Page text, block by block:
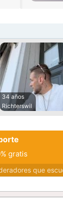
34 años
Richterswil
gratis
que